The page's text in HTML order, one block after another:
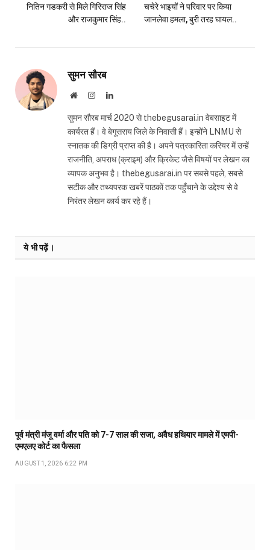
नितिन गडकरी से मिले गिरिराज सिंह
और राजकुमार सिंह..
चचेरे भाइयों ने परिवार पर किया
जानलेवा हमला, बुरी तरह घायल..
सुमन सौरब
WebsiteInstagramLinkedIn
सुमन सौरब मार्च 2020 से thebegusarai.in वेबसाइट में
कार्यरत हैं। वे बेगूसराय जिले के निवासी हैं। इन्होंने LNMU से
स्नातक की डिग्री प्राप्त की है। अपने पत्रकारिता करियर में उन्हें
राजनीति, अपराध (क्राइम) और क्रिकेट जैसे विषयों पर लेखन का
व्यापक अनुभव है। thebegusarai.in पर सबसे पहले, सबसे
सटीक और तथ्यपरक खबरें पाठकों तक पहुँचाने के उद्देश्य से वे
निरंतर लेखन कार्य कर रहे हैं।
ये भी पढ़ें।
पूर्व मंत्री मंजू वर्मा और पति को 7-7 साल की सजा, अवैध हथियार मामले में एमपी-
एमएलए कोर्ट का फैसला
AUGUST 1, 2026 6:22 PM